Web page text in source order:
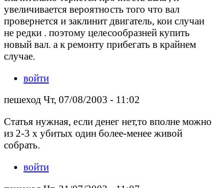
увеличивается вероятность того что вал
провернется и заклинит двигатель, кои случаи
не редки . поэтому целесообразней купить
новый вал. а к ремонту прибегать в крайнем
случае.
войти
пешеход Чт, 07/08/2003 - 11:02
Статья нужная, если денег нет,то вполне можно
из 2-3 х убитых один более-менее живой
собрать.
войти